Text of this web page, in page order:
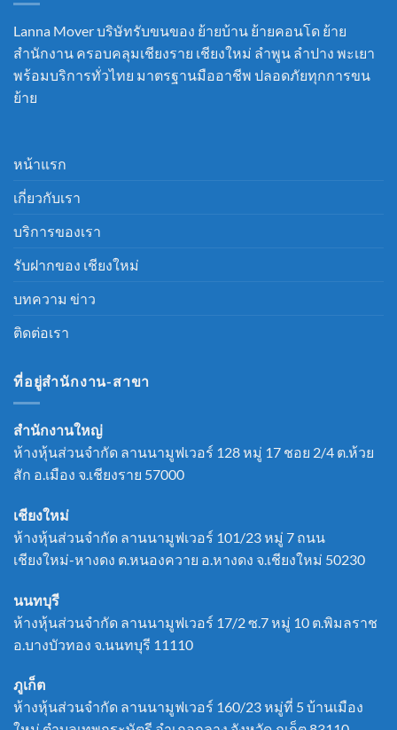
Lanna Mover บริษัทรับขนของ ย้ายบ้าน ย้ายคอนโด ย้าย
สำนักงาน ครอบคลุมเชียงราย เชียงใหม่ ลำพูน ลำปาง พะเยา
พร้อมบริการทั่วไทย มาตรฐานมืออาชีพ ปลอดภัยทุกการขน
ย้าย
หน้าแรก
เกี่ยวกับเรา
บริการของเรา
รับฝากของ เชียงใหม่
บทความ ข่าว
ติดต่อเรา
ที่อยู่สำนักงาน-สาขา
สำนักงานใหญ่
ห้างหุ้นส่วนจำกัด ลานนามูฟเวอร์ 128 หมู่ 17 ชอย 2/4 ต.ห้วย
สัก อ.เมือง จ.เชียงราย 57000
เชียงใหม่
ห้างหุ้นส่วนจำกัด ลานนามูฟเวอร์ 101/23 หมู่ 7 ถนน
เชียงใหม่-หางดง ต.หนองควาย อ.หางดง จ.เชียงใหม่ 50230
นนทบุรี
ห้างหุ้นส่วนจำกัด ลานนามูฟเวอร์ 17/2 ซ.7 หมู่ 10 ต.พิมลราช
อ.บางบัวทอง จ.นนทบุรี 11110
ภูเก็ต
ห้างหุ้นส่วนจำกัด ลานนามูฟเวอร์ 160/23 หมู่ที่ 5 บ้านเมือง